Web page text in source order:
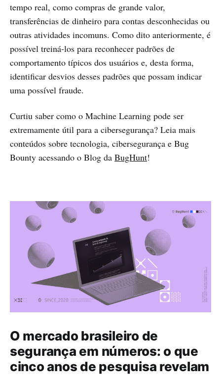
tempo real, como compras de grande valor,
transferências de dinheiro para contas desconhecidas ou
outras atividades incomuns. Como dito anteriormente, é
possível treiná-los para reconhecer padrões de
comportamento típicos dos usuários e, desta forma,
identificar desvios desses padrões que possam indicar
uma possível fraude.
Curtiu saber como o Machine Learning pode ser
extremamente útil para a cibersegurança? Leia mais
conteúdos sobre tecnologia, cibersegurança e Bug
Bounty acessando o Blog da BugHunt!
O mercado brasileiro de
segurança em números: o que
cinco anos de pesquisa revelam